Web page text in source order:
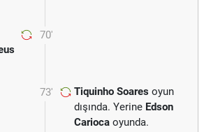
70'
73' Tiquinho Soares oyun
dışında. Yerine Edson
Carioca oyunda.